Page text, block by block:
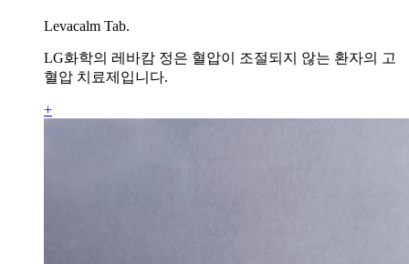
Levacalm Tab.
LG화학의 레바캄 정은 혈압이 조절되지 않는 환자의 고
혈압 치료제입니다.
+